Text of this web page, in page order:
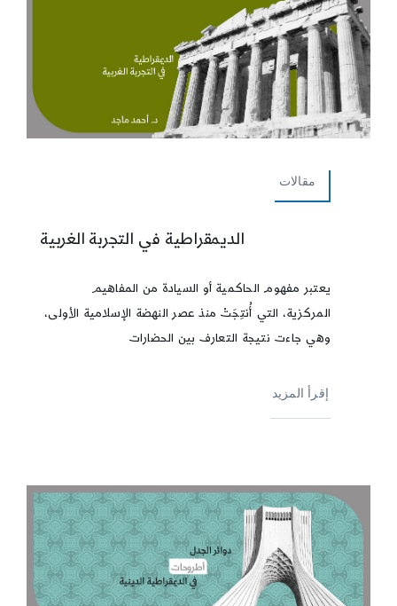
مقالات
الديمقراطية في التجربة الغربية
يعتبر مفهوم الحاكمية أو السيادة من المفاهيم
المركزية، التي أُنتِجَتْ منذ عصر النهضة الإسلامية الأولى،
وهي جاءت نتيجة التعارف بين الحضارات
إقرأ المزيد